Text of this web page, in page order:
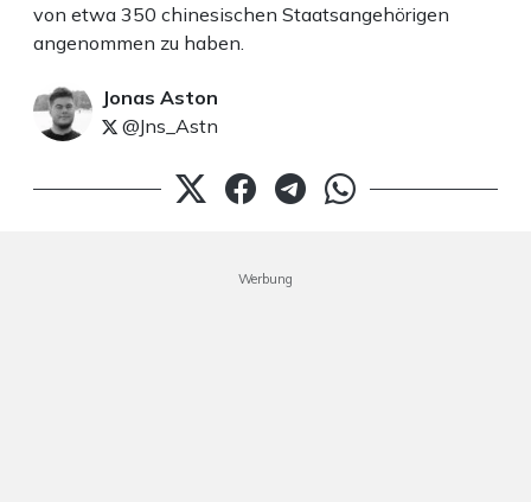
von etwa 350 chinesischen Staatsangehörigen
angenommen zu haben.
Jonas Aston
@Jns_Astn
Werbung